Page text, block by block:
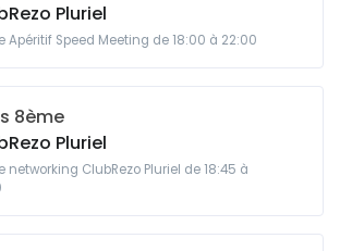
Pluriel
Apéritif Speed Meeting de 18:00 à 22:00
8ème
Pluriel
networking ClubRezo Pluriel de 18:45 à